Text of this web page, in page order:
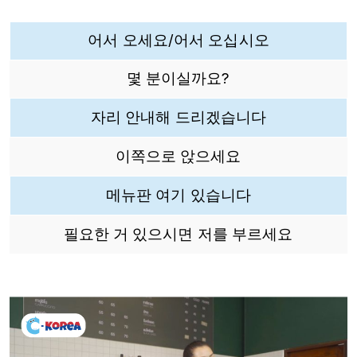
어서 오세요/어서 오십시오
몇 분이실까요?
자리 안내해 드리겠습니다
이쪽으로 앉으세요
메뉴판 여기 있습니다
필요한 거 있으시면 저를 부르세요